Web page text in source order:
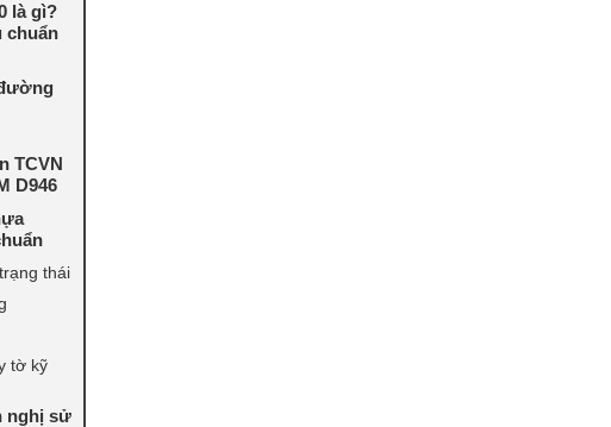
là gì?
chuẩn
TCVN
D946
thái
tờ kỹ
nghị sử